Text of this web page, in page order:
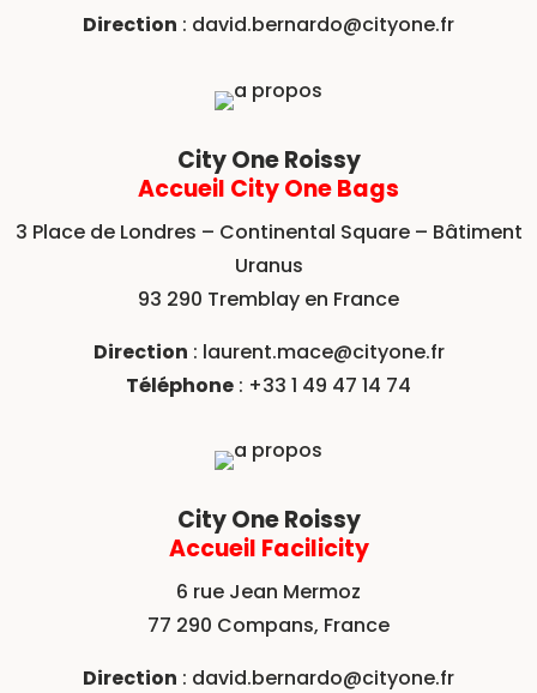
Direction : david.bernardo@cityone.fr
City One Roissy
Accueil City One Bags
3 Place de Londres – Continental Square – Bâtiment
Uranus
93 290 Tremblay en France
Direction : laurent.mace@cityone.fr
Téléphone : +33 1 49 47 14 74
City One Roissy
Accueil Facilicity
6 rue Jean Mermoz
77 290 Compans, France
Direction : david.bernardo@cityone.fr